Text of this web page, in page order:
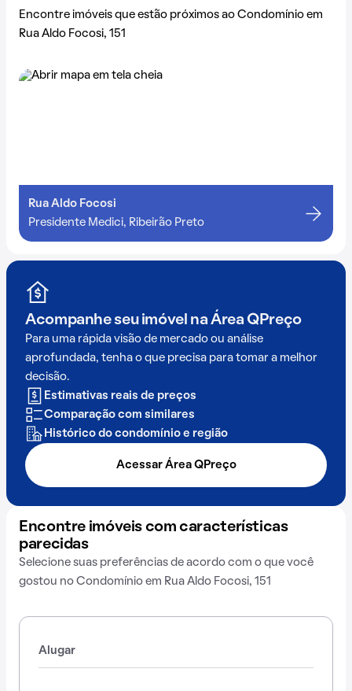
Encontre imóveis que estão próximos ao Condomínio em
Rua Aldo Focosi, 151
Rua Aldo Focosi
Presidente Medici, Ribeirão Preto
Acompanhe seu imóvel na Área QPreço
Para uma rápida visão de mercado ou análise
aprofundada, tenha o que precisa para tomar a melhor
decisão.
Estimativas reais de preços
Comparação com similares
Histórico do condomínio e região
Acessar Área QPreço
Encontre imóveis com características
parecidas
Selecione suas preferências de acordo com o que você
gostou no Condomínio em Rua Aldo Focosi, 151
Alugar